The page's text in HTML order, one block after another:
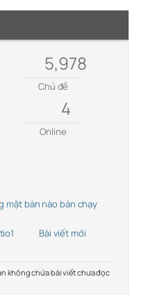
5,978
Chủ đề
4
Online
mặt bàn nào bán chạy
Bài viết mới
không chứa bài viết chưa đọc